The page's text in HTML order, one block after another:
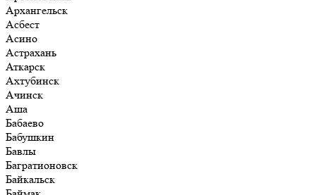
Архангельск
Асбест
Асино
Астрахань
Аткарск
Ахтубинск
Ачинск
Аша
Бабаево
Бабушкин
Бавлы
Багратионовск
Байкальск